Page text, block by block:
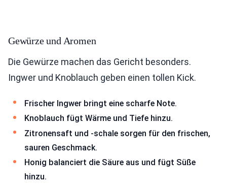
Gewürze und Aromen
Die Gewürze machen das Gericht besonders.
Ingwer und Knoblauch geben einen tollen Kick.
Frischer Ingwer bringt eine scharfe Note.
Knoblauch fügt Wärme und Tiefe hinzu.
Zitronensaft und -schale sorgen für den frischen,
sauren Geschmack.
Honig balanciert die Säure aus und fügt Süße
hinzu.